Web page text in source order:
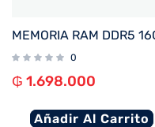
0
₲ 1.698.000
Añadir Al Carrito